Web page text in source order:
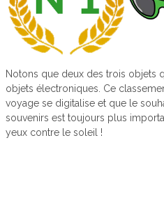
Notons que deux des trois objets
objets électroniques. Ce
voyage se digitalise et que le
souvenirs est toujours plus
yeux contre le soleil !